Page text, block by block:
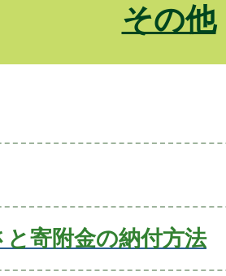
その他
寄附金の納付方法